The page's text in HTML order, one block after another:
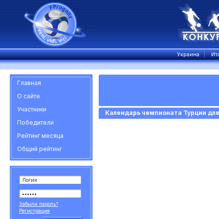
Украина
Главная
О сайте
Участники
Победители
Рейтинг месяца
Общий рейтинг
Забыли пароль?
Регистрация
Календарь чемпионата Турции